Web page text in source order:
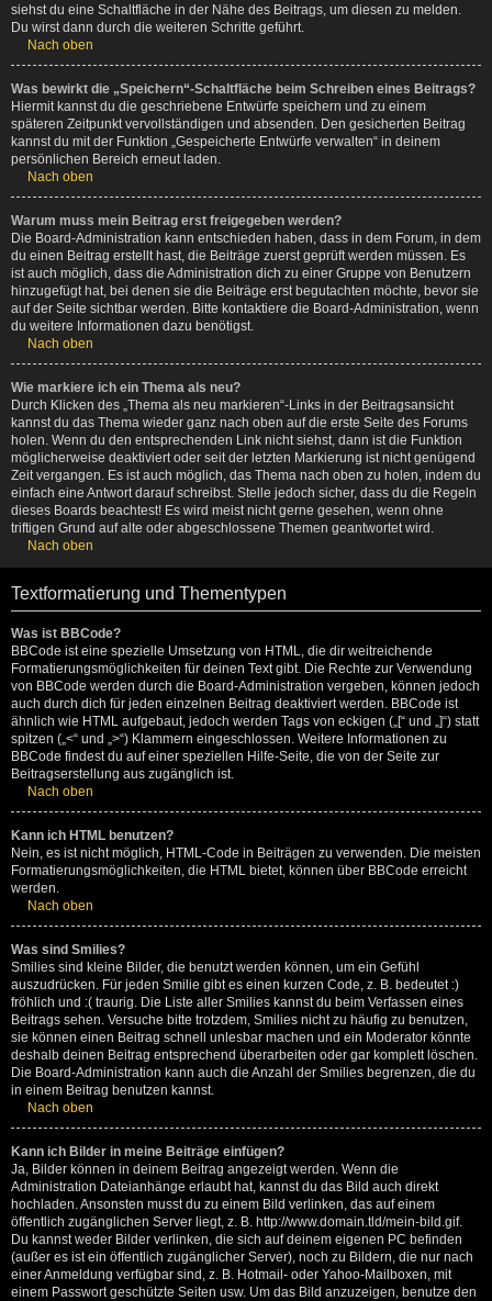
siehst du eine Schaltfläche in der Nähe des Beitrags, um diesen zu melden.
Du wirst dann durch die weiteren Schritte geführt.
Nach oben
Was bewirkt die „Speichern“-Schaltfläche beim Schreiben eines Beitrags?
Hiermit kannst du die geschriebene Entwürfe speichern und zu einem
späteren Zeitpunkt vervollständigen und absenden. Den gesicherten Beitrag
kannst du mit der Funktion „Gespeicherte Entwürfe verwalten“ in deinem
persönlichen Bereich erneut laden.
Nach oben
Warum muss mein Beitrag erst freigegeben werden?
Die Board-Administration kann entschieden haben, dass in dem Forum, in dem
du einen Beitrag erstellt hast, die Beiträge zuerst geprüft werden müssen. Es
ist auch möglich, dass die Administration dich zu einer Gruppe von Benutzern
hinzugefügt hat, bei denen sie die Beiträge erst begutachten möchte, bevor sie
auf der Seite sichtbar werden. Bitte kontaktiere die Board-Administration, wenn
du weitere Informationen dazu benötigst.
Nach oben
Wie markiere ich ein Thema als neu?
Durch Klicken des „Thema als neu markieren“-Links in der Beitragsansicht
kannst du das Thema wieder ganz nach oben auf die erste Seite des Forums
holen. Wenn du den entsprechenden Link nicht siehst, dann ist die Funktion
möglicherweise deaktiviert oder seit der letzten Markierung ist nicht genügend
Zeit vergangen. Es ist auch möglich, das Thema nach oben zu holen, indem du
einfach eine Antwort darauf schreibst. Stelle jedoch sicher, dass du die Regeln
dieses Boards beachtest! Es wird meist nicht gerne gesehen, wenn ohne
triftigen Grund auf alte oder abgeschlossene Themen geantwortet wird.
Nach oben
Textformatierung und Thementypen
Was ist BBCode?
BBCode ist eine spezielle Umsetzung von HTML, die dir weitreichende
Formatierungsmöglichkeiten für deinen Text gibt. Die Rechte zur Verwendung
von BBCode werden durch die Board-Administration vergeben, können jedoch
auch durch dich für jeden einzelnen Beitrag deaktiviert werden. BBCode ist
ähnlich wie HTML aufgebaut, jedoch werden Tags von eckigen („[“ und „]“) statt
spitzen („<“ und „>“) Klammern eingeschlossen. Weitere Informationen zu
BBCode findest du auf einer speziellen Hilfe-Seite, die von der Seite zur
Beitragserstellung aus zugänglich ist.
Nach oben
Kann ich HTML benutzen?
Nein, es ist nicht möglich, HTML-Code in Beiträgen zu verwenden. Die meisten
Formatierungsmöglichkeiten, die HTML bietet, können über BBCode erreicht
werden.
Nach oben
Was sind Smilies?
Smilies sind kleine Bilder, die benutzt werden können, um ein Gefühl
auszudrücken. Für jeden Smilie gibt es einen kurzen Code, z. B. bedeutet :)
fröhlich und :( traurig. Die Liste aller Smilies kannst du beim Verfassen eines
Beitrags sehen. Versuche bitte trotzdem, Smilies nicht zu häufig zu benutzen,
sie können einen Beitrag schnell unlesbar machen und ein Moderator könnte
deshalb deinen Beitrag entsprechend überarbeiten oder gar komplett löschen.
Die Board-Administration kann auch die Anzahl der Smilies begrenzen, die du
in einem Beitrag benutzen kannst.
Nach oben
Kann ich Bilder in meine Beiträge einfügen?
Ja, Bilder können in deinem Beitrag angezeigt werden. Wenn die
Administration Dateianhänge erlaubt hat, kannst du das Bild auch direkt
hochladen. Ansonsten musst du zu einem Bild verlinken, das auf einem
öffentlich zugänglichen Server liegt, z. B. http://www.domain.tld/mein-bild.gif.
Du kannst weder Bilder verlinken, die sich auf deinem eigenen PC befinden
(außer es ist ein öffentlich zugänglicher Server), noch zu Bildern, die nur nach
einer Anmeldung verfügbar sind, z. B. Hotmail- oder Yahoo-Mailboxen, mit
einem Passwort geschützte Seiten usw. Um das Bild anzuzeigen, benutze den